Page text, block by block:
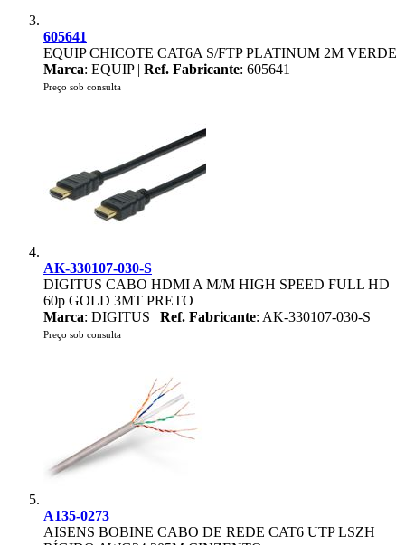
605641
EQUIP CHICOTE CAT6A S/FTP PLATINUM 2M VERDE
Marca: EQUIP | Ref. Fabricante: 605641
Preço sob consulta
AK-330107-030-S
DIGITUS CABO HDMI A M/M HIGH SPEED FULL HD
60p GOLD 3MT PRETO
Marca: DIGITUS | Ref. Fabricante: AK-330107-030-S
Preço sob consulta
A135-0273
AISENS BOBINE CABO DE REDE CAT6 UTP LSZH